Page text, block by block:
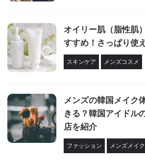
オイリー肌（脂性肌
すすめ！さっぱり使
スキンケア メンズコスメ
メンズの韓国メイク
きる？韓国アイドル
店を紹介
ファッション メンズメイク